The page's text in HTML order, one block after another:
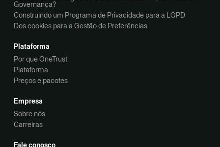
Governança?
Construindo um Programa de Privacidade para a LGPD
Dos cookies para a Gestão de Preferências
Plataforma
Por que OneTrust
Plataforma
Preços e pacotes
Empresa
Sobre nós
Carreiras